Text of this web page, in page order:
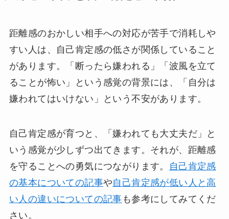
距離感のおかしい相手への対応が苦手で消耗しや
すい人は、自己肯定感の低さが関係していること
があります。「断ったら嫌われる」「波風を立て
ることが怖い」という感覚の背景には、「自分は
嫌われてはいけない」という不安があります。
自己肯定感が育つと、「嫌われても大丈夫だ」と
いう感覚が少しずつ出てきます。それが、距離感
を守ることへの勇気につながります。
自己肯定感
の基本についての記事や自己肯定感が低い人と高
い人の違いについての記事 も参考にしてみてくだ
さい。